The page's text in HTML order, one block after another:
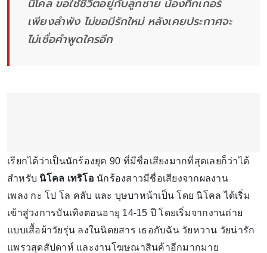
เพียงลำพัง ไม่ขอมีรักใหม่ หลังเคยประกาศจะ
ไม่เชื่อคำพูดใครอีก
เรียกได้ว่าเป็นนักร้องยุค 90 ที่มีชื่อเสียงมากที่สุดเลยก็ว่าได้
สำหรับ นิโคล เทริโอ นักร้องสาวมีชื่อเสียงจากผลงาน
เพลง กะ โป โล คลับ และ บุษบาหน้าเป็น โดย นิโคล ได้เริ่ม
เข้าสู่วงการบันเทิงตอนอายุ 14-15 ปี โดยเริ่มจากงานถ่าย
แบบเสื้อผ้าวัยรุ่น ลงในนิตยสาร เธอกับฉัน วัยหวาน วัยน่ารัก
แพรวสุดสัปดาห์ และงานโฆษณาสินค้าอีกมากมาย